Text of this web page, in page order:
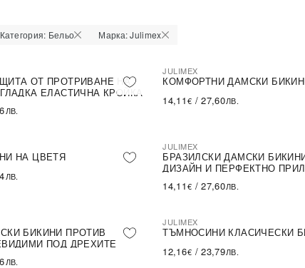
Категория: Бельо Марка: Julimex
ОТ ПРОТРИВАНЕ НА
ЕЛАСТИЧНА КРОЙКА
ЛВ.
JULIMEX
КОМФОРТНИ ДАМСКИ
14,11€ /27,60ЛВ.
НА ЦВЕТЯ
ЛВ.
ПОСЛЕДНА БРОЙКА
JULIMEX
БРАЗИЛСКИ ДАМСКИ
ДИЗАЙН И ПЕРФЕКТНО
14,11€ /27,60ЛВ.
БИКИНИ ПРОТИВ
ПОД ДРЕХИТЕ
ЛВ.
JULIMEX
ТЪМНОСИНИ КЛАСИЧЕСКИ
12,16€ /23,79ЛВ.